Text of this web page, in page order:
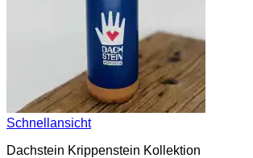
Schnellansicht
Dachstein Krippenstein Kollektion